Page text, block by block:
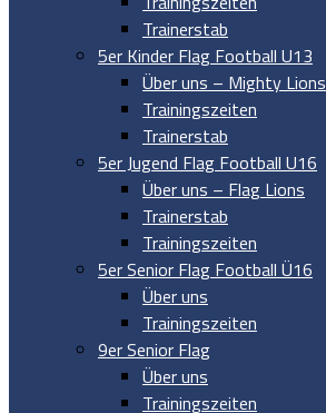
Trainerstab
5er Kinder Flag Football U13
Über uns – Mighty Lions
Trainingszeiten
Trainerstab
5er Jugend Flag Football U16
Über uns – Flag Lions
Trainerstab
Trainingszeiten
5er Senior Flag Football Ü16
Über uns
Trainingszeiten
9er Senior Flag
Über uns
Trainingszeiten